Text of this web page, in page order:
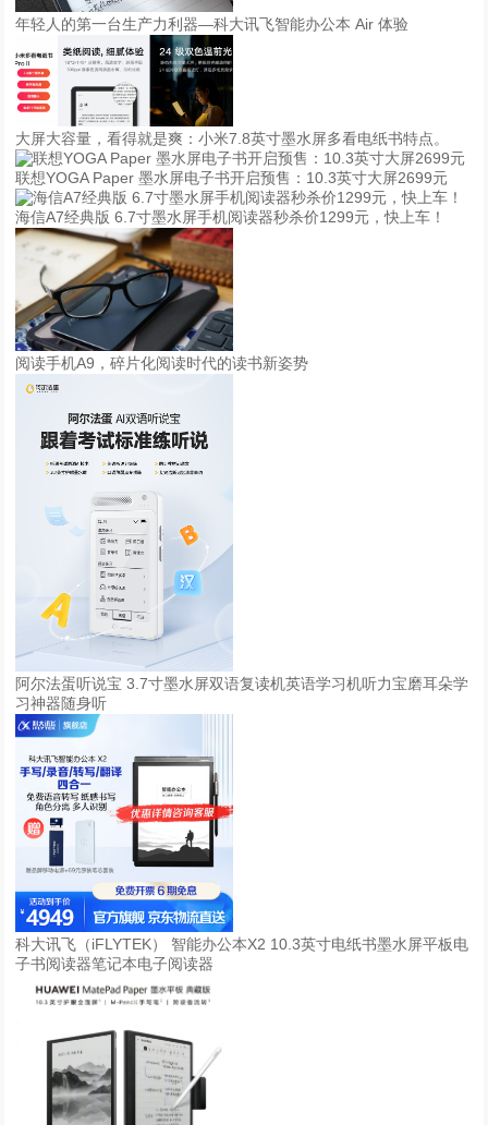
年轻人的第一台生产力利器—科大讯飞智能办公本 Air 体验
大屏大容量，看得就是爽：小米7.8英寸墨水屏多看电纸书特点。
联想YOGA Paper 墨水屏电子书开启预售：10.3英寸大屏2699元
海信A7经典版 6.7寸墨水屏手机阅读器秒杀价1299元，快上车！
阅读手机A9，碎片化阅读时代的读书新姿势
阿尔法蛋听说宝 3.7寸墨水屏双语复读机英语学习机听力宝磨耳朵学
习神器随身听
科大讯飞（iFLYTEK） 智能办公本X2 10.3英寸电纸书墨水屏平板电
子书阅读器笔记本电子阅读器